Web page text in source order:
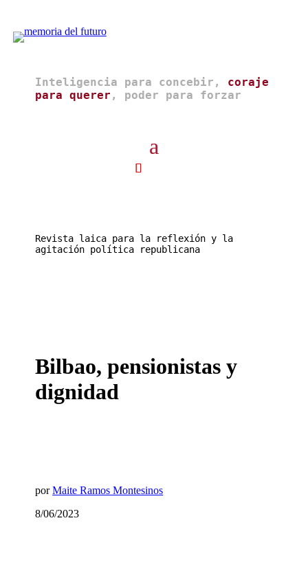
Inteligencia para concebir, coraje
para querer , poder para forzar
Revista laica para la reflexión y la
agitación política republicana
Bilbao, pensionistas y
dignidad
porMaite Ramos Montesinos
8/06/2023